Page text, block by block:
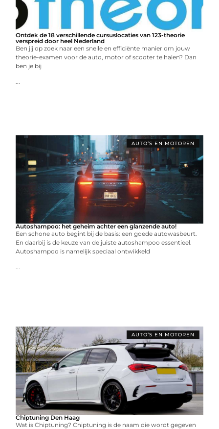
Ontdek de 18 verschillende cursuslocaties van 123-theorie
verspreid door heel Nederland
Ben jij op zoek naar een snelle en efficiënte manier om jouw
theorie-examen voor de auto, motor of scooter te halen? Dan
ben je bij
...
AUTO’S EN MOTOREN
Autoshampoo: het geheim achter een glanzende auto!
Een schone auto begint bij de basis: een goede autowasbeurt.
En daarbij is de keuze van de juiste autoshampoo essentieel.
Autoshampoo is namelijk speciaal ontwikkeld
...
AUTO’S EN MOTOREN
Chiptuning Den Haag
Wat is Chiptuning? Chiptuning is de naam die wordt gegeven